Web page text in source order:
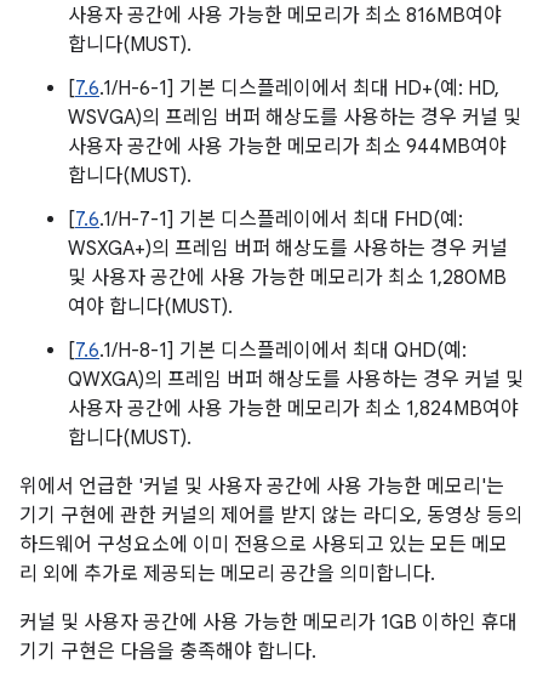
사용자 공간에 사용 가능한 메모리가 최소 816MB여야
합니다(MUST).
[7.6.1/H-6-1] 기본 디스플레이에서 최대 HD+(예: HD,
WSVGA)의 프레임 버퍼 해상도를 사용하는 경우 커널 및
사용자 공간에 사용 가능한 메모리가 최소 944MB여야
합니다(MUST).
[7.6.1/H-7-1] 기본 디스플레이에서 최대 FHD(예:
WSXGA+)의 프레임 버퍼 해상도를 사용하는 경우 커널
및 사용자 공간에 사용 가능한 메모리가 최소 1,280MB
여야 합니다(MUST).
[7.6.1/H-8-1] 기본 디스플레이에서 최대 QHD(예:
QWXGA)의 프레임 버퍼 해상도를 사용하는 경우 커널 및
사용자 공간에 사용 가능한 메모리가 최소 1,824MB여야
합니다(MUST).
위에서 언급한 '커널 및 사용자 공간에 사용 가능한 메모리'는
기기 구현에 관한 커널의 제어를 받지 않는 라디오, 동영상 등의
하드웨어 구성요소에 이미 전용으로 사용되고 있는 모든 메모
리 외에 추가로 제공되는 메모리 공간을 의미합니다.
커널 및 사용자 공간에 사용 가능한 메모리가 1GB 이하인 휴대
기기 구현은 다음을 충족해야 합니다.